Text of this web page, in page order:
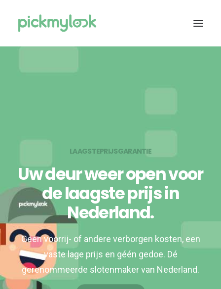
OVER ONS
LAAGSTEPRIJSGARANTIE
Uw deur weer open voor
de laagste prijs in
Nederland.
Geen voorrij- of andere verborgen kosten, een
vaste lage prijs en géén gedoe. Dé
gerenommeerde slotenmaker van Nederland.